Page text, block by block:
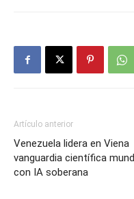
Artículo anterior
Venezuela lidera en Viena
vanguardia científica
con IA soberana